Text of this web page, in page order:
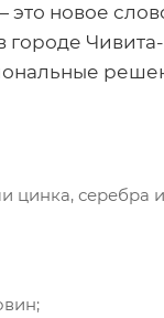
новое
Чивита-
цинка, серебра